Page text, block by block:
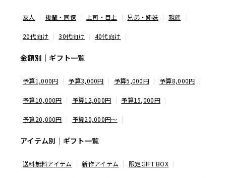
友人 後輩・同僚 上司・目上 兄弟・姉妹 親族
20代向け 30代向け 40代向け
金額別｜ギフト一覧
予算1,000円 予算3,000円 予算5,000円 予算8,000円
予算10,000円 予算12,000円 予算15,000円
予算20,000円 予算20,000円〜
アイテム別｜ギフト一覧
送料無料アイテム 新作アイテム 限定GIFT BOX